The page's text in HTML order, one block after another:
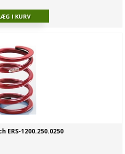
ERS-1200.250.0250